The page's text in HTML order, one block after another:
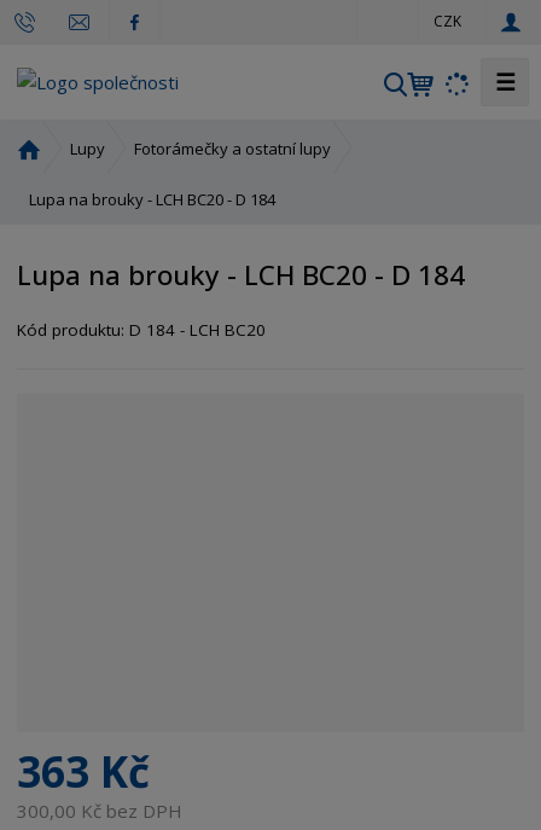
CZK
V
☰
o
í
t
Lupy Fotorámečky a ostatní lupy
Lupa na brouky - LCH BC20 - D 184
Lupa na brouky - LCH BC20 - D 184
Kód produktu: D 184 - LCH BC20
363 Kč
300,00 Kč bez DPH